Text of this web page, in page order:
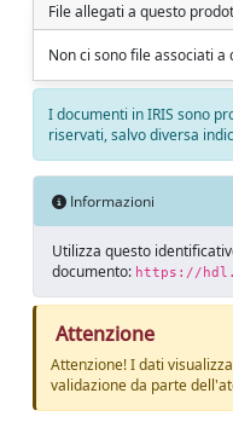
File allegati a questo
Non ci sono file associati
I documenti in IRIS sono
riservati, salvo diversa
Informazioni
Utilizza questo
documento: https://
Attenzione
Attenzione! I dati
validazione da parte